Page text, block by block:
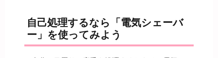
自己処理するなら「電気シェーバ
ー」を使ってみよう